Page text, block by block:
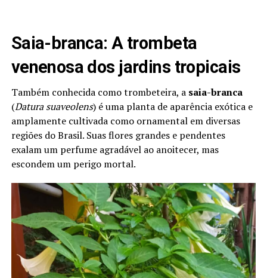
Saia-branca: A trombeta
venenosa dos jardins tropicais
Também conhecida como trombeteira, a saia-branca
(Datura suaveolens) é uma planta de aparência exótica e
amplamente cultivada como ornamental em diversas
regiões do Brasil. Suas flores grandes e pendentes
exalam um perfume agradável ao anoitecer, mas
escondem um perigo mortal.